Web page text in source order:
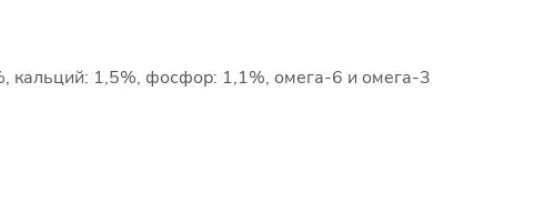
кальций: 1,5%, фосфор: 1,1%, омега-6 и омега-3